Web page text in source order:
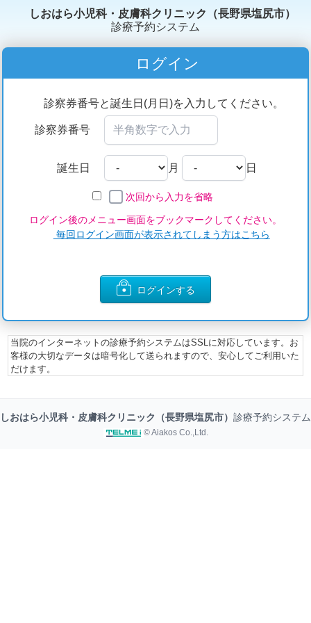
しおはら小児科・皮膚科クリニック（長野県塩尻市）
診療予約システム
ログイン
診察券番号と誕生日(月日)を入力してください。
診察券番号
誕生日 月 日
次回から入力を省略
ログイン後のメニュー画面をブックマークしてください。
毎回ログイン画面が表示されてしまう方はこちら
ログインする
当院のインターネットの診療予約システムはSSLに対応しています。お
客様の大切なデータは暗号化して送られますので、安心してご利用いた
だけます。
しおはら小児科・皮膚科クリニック（長野県塩尻市） 診療予約システム
© Aiakos Co.,Ltd.